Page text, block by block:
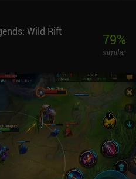
Wild Rift 79%
similar